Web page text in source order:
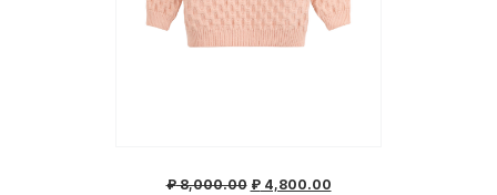
₽8,000.00 ₽4,800.00